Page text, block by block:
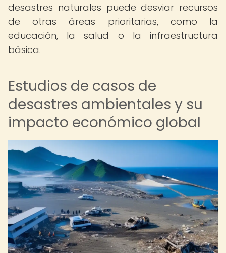
desastres naturales puede desviar recursos
de otras áreas prioritarias, como la
educación, la salud o la infraestructura
básica.
Estudios de casos de
desastres ambientales y su
impacto económico global